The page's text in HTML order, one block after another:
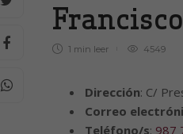
1 min leer 4549
Dirección: C/
Correo
Teléfono/s: 987